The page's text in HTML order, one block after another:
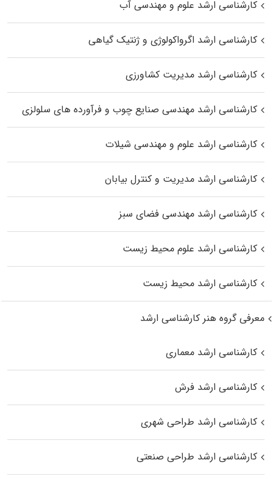
کارشناسی ارشد علوم و مهندسی آب
کارشناسی ارشد اگرواکولوژی و ژنتیک گیاهی
کارشناسی ارشد مدیریت کشاورزی
کارشناسی ارشد مهندسی صنایع چوب و فرآورده‌ های سلولزی
کارشناسی ارشد علوم و مهندسی شیلات
کارشناسی ارشد مدیریت و کنترل بیابان
کارشناسی ارشد مهندسی فضای سبز
کارشناسی ارشد علوم محیط‌ زیست
کارشناسی ارشد محیط زیست
معرفی گروه هنر کارشناسی ارشد
کارشناسی ارشد معماری
کارشناسی ارشد فرش
کارشناسی ارشد طراحی شهری
کارشناسی ارشد طراحی صنعتی